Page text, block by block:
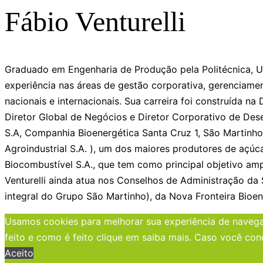
Fábio Venturelli
Graduado em Engenharia de Produção pela Politécnica,
experiência nas áreas de gestão corporativa,
nacionais e internacionais. Sua carreira foi construída
Diretor Global de Negócios e Diretor Corporativo de
S.A, Companhia Bioenergética Santa Cruz 1, São
Agroindustrial S.A. ), um dos maiores produtores de
Biocombustível S.A., que tem como principal objetivo
Venturelli ainda atua nos Conselhos de Administração
integral do Grupo São Martinho), da Nova Fronteira
Usamos cookies para melhorar sua experiência de
feito e como é feito clique em saiba mais. Caso você
Aceito